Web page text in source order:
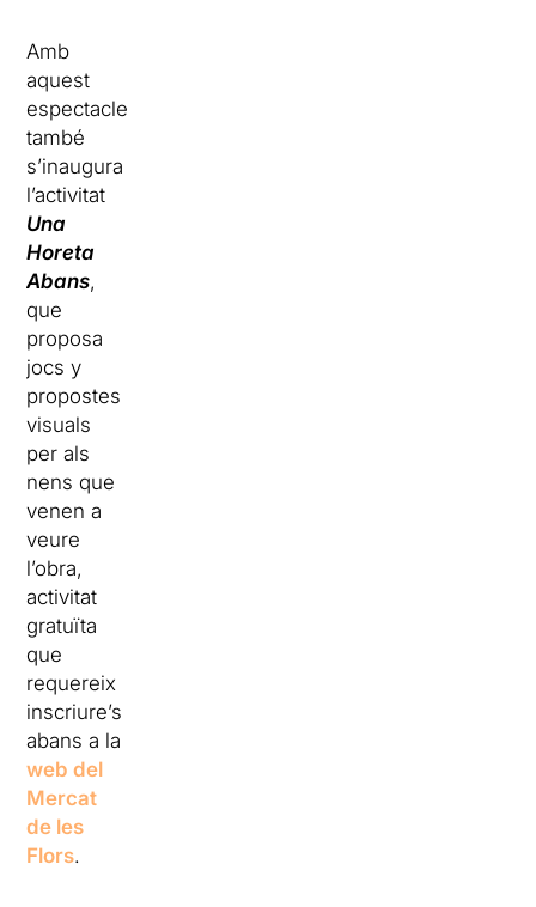
Amb
aquest
espectacle
també
s’inaugura
l’activitat
Una
Horeta
Abans,
que
proposa
jocs y
propostes
visuals
per als
nens que
venen a
veure
l’obra,
activitat
gratuïta
que
requereix
inscriure’s
abans a la
web del
Mercat
de les
Flors.